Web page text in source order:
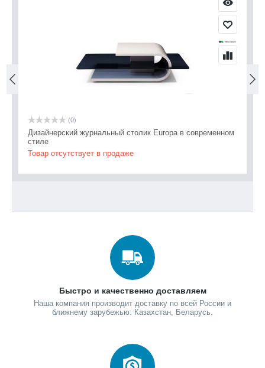
(0)
Дизайнерский журнальный столик Europa в современном
стиле
Товар отсутствует в продаже
Быстро и качественно доставляем
Наша компания производит доставку по всей России и
ближнему зарубежью: Казахстан, Беларусь.